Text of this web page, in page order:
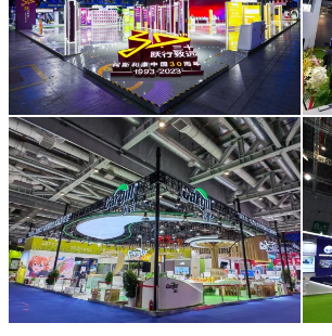
阿斯利康医药（上海）有限公司